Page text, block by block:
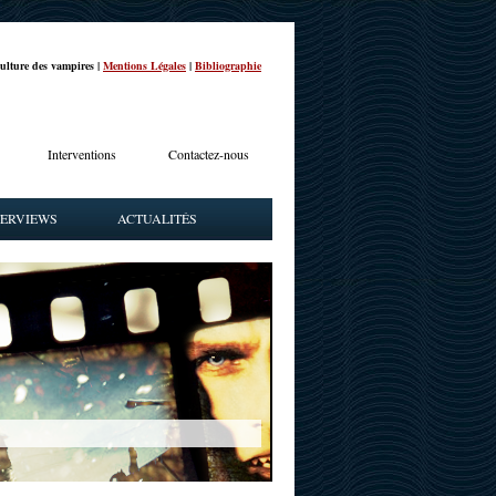
des vampires | Mentions Légales | Bibliographie
Interventions Contactez-nous
ACTUALITÉS